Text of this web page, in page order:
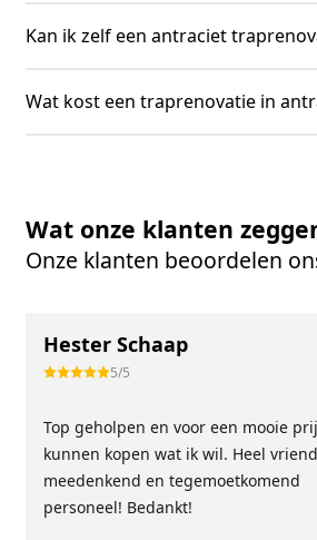
Kan ik zelf een antraciet
Wat kost een traprenovatie in
Wat onze klanten
Onze klanten beoordelen
Hester Schaap
5/5
Top geholpen en voor een mooie
kunnen kopen wat ik wil. Heel
meedenkend en tegemoetkomend
personeel! Bedankt!